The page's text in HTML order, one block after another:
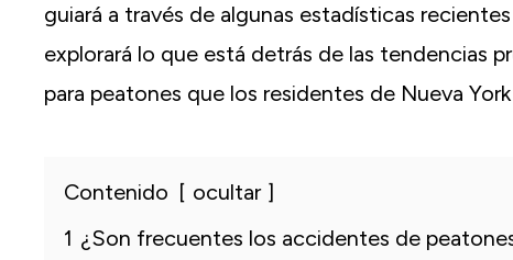
guiará a través de algunas estadísticas
explorará lo que está detrás de las tendencias
para peatones que los residentes de Nueva
Contenido
ocultar
1 ¿Son frecuentes los accidentes de